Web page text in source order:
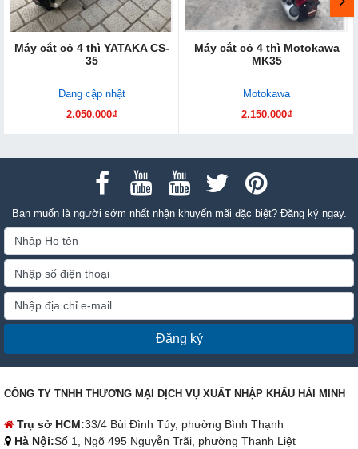
Máy cắt cỏ 4 thì YATAKA CS-
35
Đang cập nhật
2.050.000₫
Máy cắt cỏ 4 thì Motokawa
MK35
Motokawa
2.150.000₫
Bạn muốn là người sớm nhất nhận khuyến mãi đặc biệt? Đăng ký ngay.
Đăng ký
CÔNG TY TNHH THƯƠNG MẠI DỊCH VỤ XUẤT NHẬP KHẨU HẢI MINH
Trụ sở HCM:33/4 Bùi Đình Túy, phường Bình Thạnh
Hà Nội:Số 1, Ngõ 495 Nguyễn Trãi, phường Thanh Liệt